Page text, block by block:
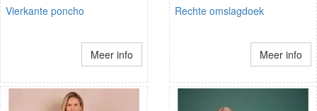
Vierkante poncho
Meer info
Rechte omslagdoek
Meer info